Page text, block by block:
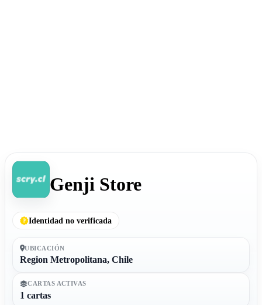
Genji Store
Identidad no verificada
UBICACIÓN
Region Metropolitana, Chile
CARTAS ACTIVAS
1 cartas